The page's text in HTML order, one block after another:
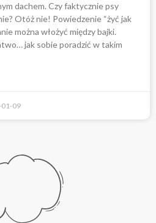
dachem. Czy faktycznie psy
Otóż nie! Powiedzenie “żyć jak
można włożyć między bajki.
jak sobie poradzić w takim
09